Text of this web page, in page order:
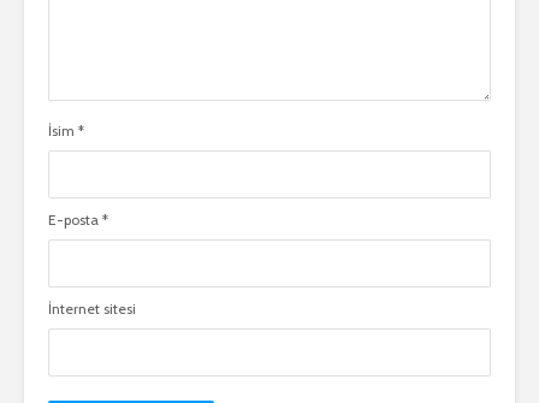
İsim *
E-posta *
İnternet sitesi